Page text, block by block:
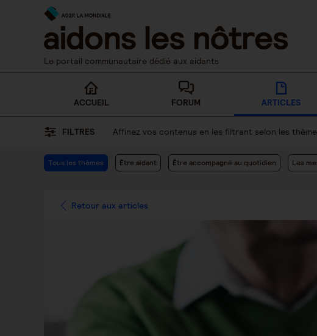
Le portail communautaire dédié aux aidants
ACCUEIL FORUM ARTICLES
FILTRES Affinez vos contenus en les filtrant selon les
Tous les thèmes Être aidant Être accompagné au quotidien Les
Retour aux articles